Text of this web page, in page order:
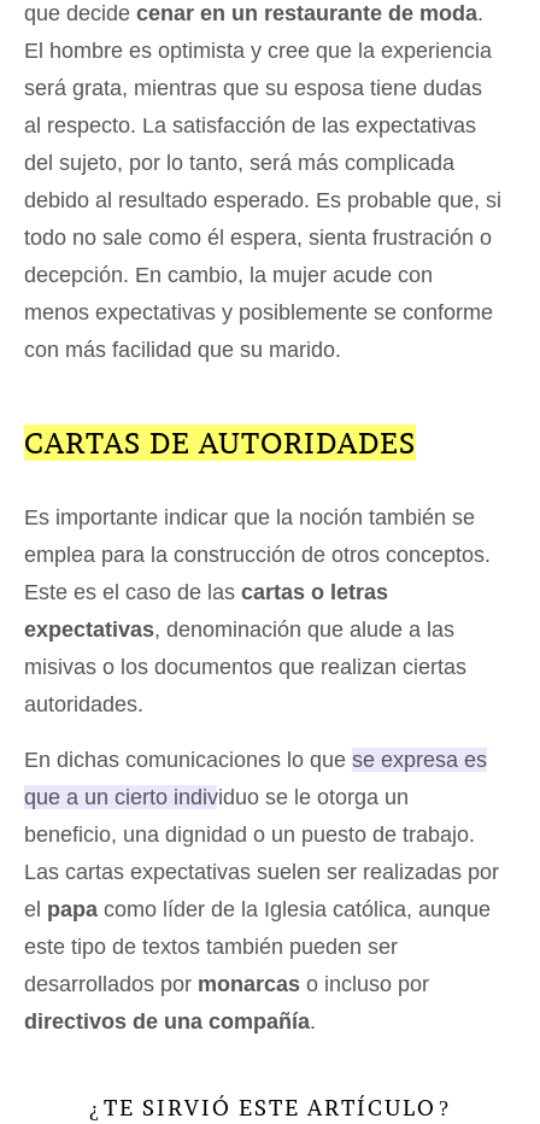
que decide cenar en un restaurante de moda.
El hombre es optimista y cree que la experiencia
será grata, mientras que su esposa tiene dudas
al respecto. La satisfacción de las expectativas
del sujeto, por lo tanto, será más complicada
debido al resultado esperado. Es probable que, si
todo no sale como él espera, sienta frustración o
decepción. En cambio, la mujer acude con
menos expectativas y posiblemente se conforme
con más facilidad que su marido.
CARTAS DE AUTORIDADES
Es importante indicar que la noción también se
emplea para la construcción de otros conceptos.
Este es el caso de las cartas o letras
expectativas, denominación que alude a las
misivas o los documentos que realizan ciertas
autoridades.
En dichas comunicaciones lo que se expresa es
que a un cierto individuo se le otorga un
beneficio, una dignidad o un puesto de trabajo.
Las cartas expectativas suelen ser realizadas por
el papa como líder de la Iglesia católica, aunque
este tipo de textos también pueden ser
desarrollados por monarcas o incluso por
directivos de una compañía.
¿ TE SIRVIÓ ESTE ARTÍCULO ?